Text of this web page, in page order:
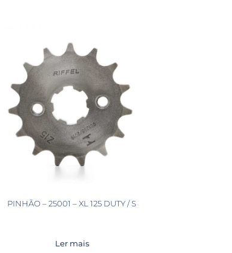
PINHÃO – 25001 – XL 125 DUTY / S
Ler mais